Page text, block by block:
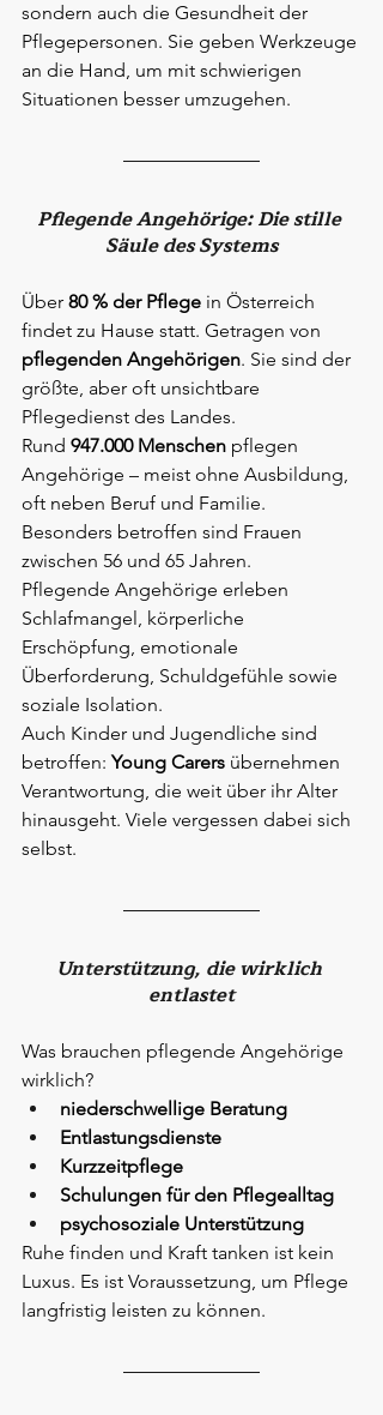
sondern auch die Gesundheit der
Pflegepersonen. Sie geben Werkzeuge
an die Hand, um mit schwierigen
Situationen besser umzugehen.
Pflegende Angehörige: Die stille
Säule des Systems
Über 80 % der Pflege in Österreich
findet zu Hause statt. Getragen von
pflegenden Angehörigen. Sie sind der
größte, aber oft unsichtbare
Pflegedienst des Landes.
Rund 947.000 Menschen pflegen
Angehörige – meist ohne Ausbildung,
oft neben Beruf und Familie.
Besonders betroffen sind Frauen
zwischen 56 und 65 Jahren.
Pflegende Angehörige erleben
Schlafmangel, körperliche
Erschöpfung, emotionale
Überforderung, Schuldgefühle sowie
soziale Isolation.
Auch Kinder und Jugendliche sind
betroffen: Young Carers übernehmen
Verantwortung, die weit über ihr Alter
hinausgeht. Viele vergessen dabei sich
selbst.
Unterstützung, die wirklich
entlastet
Was brauchen pflegende Angehörige
wirklich?
niederschwellige Beratung
Entlastungsdienste
Kurzzeitpflege
Schulungen für den Pflegealltag
psychosoziale Unterstützung
Ruhe finden und Kraft tanken ist kein
Luxus. Es ist Voraussetzung, um Pflege
langfristig leisten zu können.